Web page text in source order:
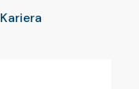
Kariera